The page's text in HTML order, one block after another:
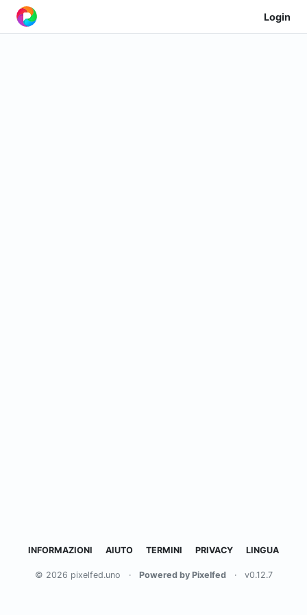
Login
INFORMAZIONI AIUTO TERMINI PRIVACY LINGUA
© 2026 pixelfed.uno · Powered by Pixelfed · v0.12.7